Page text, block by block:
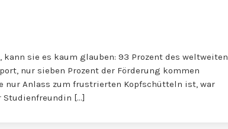
sie es kaum glauben: 93 Prozent des weltweiten
nur sieben Prozent der Förderung kommen
nur Anlass zum frustrierten Kopfschütteln ist, war
Studienfreundin […]